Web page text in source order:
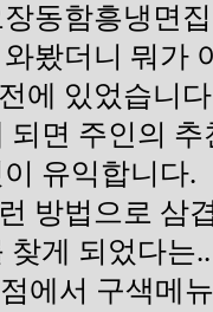
동함흥냉면
봤더니 뭐가
에 있었습니
되면 주인의
유익합니다.
방법으로 삼
찾게 되었다는..
에서 구색메